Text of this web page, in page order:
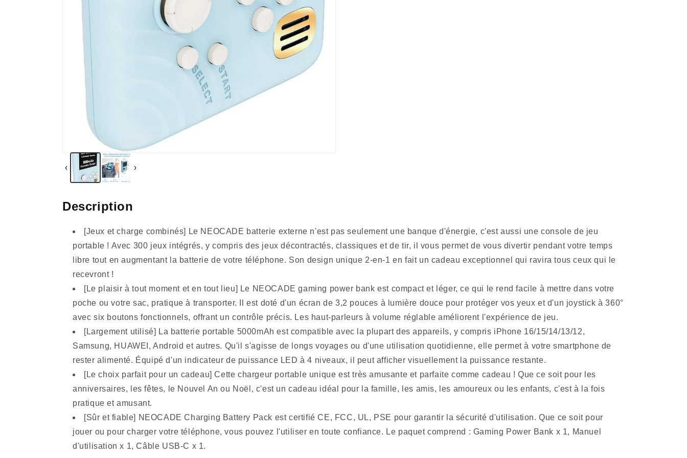
‹ ›
Description
[Jeux et charge combinés] Le NEOCADE batterie externe n'est pas seulement une banque d'énergie, c'est aussi une console de jeu
portable ! Avec 300 jeux intégrés, y compris des jeux décontractés, classiques et de tir, il vous permet de vous divertir pendant votre temps
libre tout en augmentant la batterie de votre téléphone. Son design unique 2-en-1 en fait un cadeau exceptionnel qui ravira tous ceux qui le
recevront !
[Le plaisir à tout moment et en tout lieu] Le NEOCADE gaming power bank est compact et léger, ce qui le rend facile à mettre dans votre
poche ou votre sac, pratique à transporter. Il est doté d'un écran de 3,2 pouces à lumière douce pour protéger vos yeux et d'un joystick à 360°
avec six boutons fonctionnels, offrant un contrôle précis. Les haut-parleurs à volume réglable améliorent l'expérience de jeu.
[Largement utilisé] La batterie portable 5000mAh est compatible avec la plupart des appareils, y compris iPhone 16/15/14/13/12,
Samsung, HUAWEI, Android et autres. Qu'il s'agisse de longs voyages ou d'une utilisation quotidienne, elle permet à votre smartphone de
rester alimenté. Équipé d'un indicateur de puissance LED à 4 niveaux, il peut afficher visuellement la puissance restante.
[Le choix parfait pour un cadeau] Cette chargeur portable unique est très amusante et parfaite comme cadeau ! Que ce soit pour les
anniversaires, les fêtes, le Nouvel An ou Noël, c'est un cadeau idéal pour la famille, les amis, les amoureux ou les enfants, c'est à la fois
pratique et amusant.
[Sûr et fiable] NEOCADE Charging Battery Pack est certifié CE, FCC, UL, PSE pour garantir la sécurité d'utilisation. Que ce soit pour
jouer ou pour charger votre téléphone, vous pouvez l'utiliser en toute confiance. Le paquet comprend : Gaming Power Bank x 1, Manuel
d'utilisation x 1, Câble USB-C x 1.